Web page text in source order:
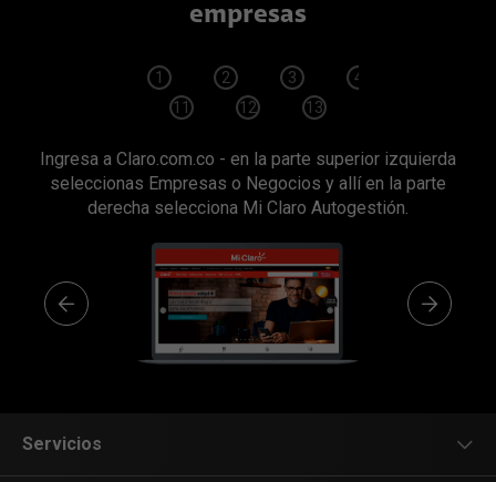
empresas
1 2 3 4
11
12 13
Ingresa a Claro.com.co - en la parte superior izquierda
seleccionas Empresas o Negocios y allí en la parte
derecha selecciona Mi Claro Autogestión.
Servicios